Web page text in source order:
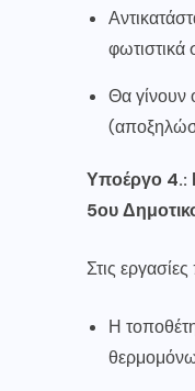
φωτιστικά
Θα γίνουν
Υποέργο 4.:
5ου
Στις
Η